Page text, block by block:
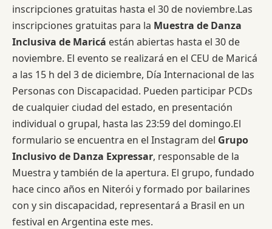
inscripciones gratuitas hasta el 30 de noviembre.Las
inscripciones gratuitas para la Muestra de Danza
Inclusiva de Maricá están abiertas hasta el 30 de
noviembre. El evento se realizará en el CEU de Maricá
a las 15 h del 3 de diciembre, Día Internacional de las
Personas con Discapacidad. Pueden participar PCDs
de cualquier ciudad del estado, en presentación
individual o grupal, hasta las 23:59 del domingo.El
formulario se encuentra en el Instagram del Grupo
Inclusivo de Danza Expressar, responsable de la
Muestra y también de la apertura. El grupo, fundado
hace cinco años en Niterói y formado por bailarines
con y sin discapacidad, representará a Brasil en un
festival en Argentina este mes.